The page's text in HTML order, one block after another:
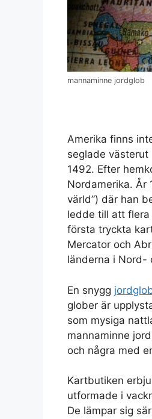
mannaminne jordglob
Amerika finns
seglade västerut
1492. Efter
Nordamerika. År
värld”) där han
ledde till att flera
första tryckta
Mercator och
länderna i Nord-
En snygg
glober är
som mysiga
mannaminne
och några med
Kartbutiken
utformade i
De lämpar sig